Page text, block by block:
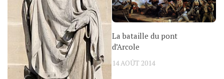
La bataille du pont
d’Arcole
14 AOÛT 2014